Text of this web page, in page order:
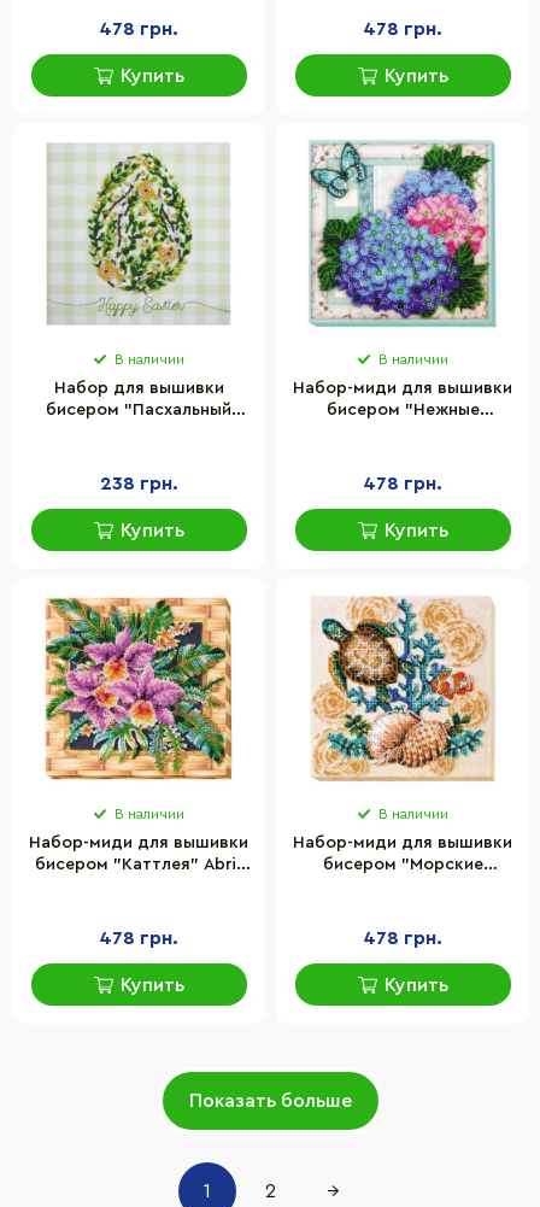
478 грн.
Купить
478 грн.
Купить
В наличии
Набор для вышивки
бисером "Пасхальный
холсте
238 грн.
Купить
В наличии
Набор-миди для вышивки
бисером "Нежные
холсте
478 грн.
Купить
В наличии
Набор-миди для вышивки
бисером "Каттлея" Abris
478 грн.
Купить
В наличии
Набор-миди для вышивки
бисером "Морские
478 грн.
Купить
Показать больше
1 2 →